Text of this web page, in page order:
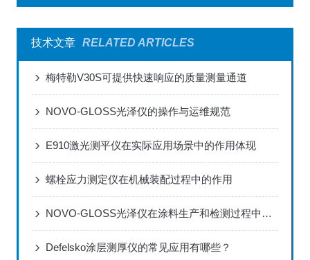
技术文章 RELATED ARTICLES
梅特勒V30S可提供快速响应的质量测量通道
NOVO-GLOSS光泽仪的操作与运维规范
E910激光测平仪在实际应用场景中的作用体现
螺栓应力测定仪在机械装配过程中的作用
NOVO-GLOSS光泽仪在涂料生产和检测过程中的应用
Defelsko涂层测厚仪的常见应用有哪些？